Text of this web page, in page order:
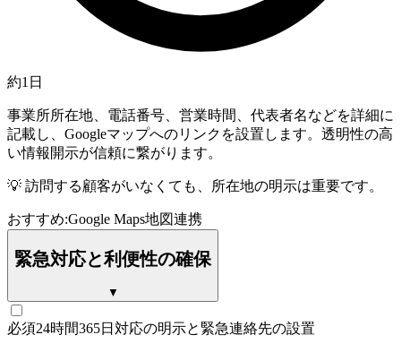
約1日
事業所所在地、電話番号、営業時間、代表者名などを詳細に
記載し、Googleマップへのリンクを設置します。透明性の高
い情報開示が信頼に繋がります。
💡 訪問する顧客がいなくても、所在地の明示は重要です。
おすすめ:Google Maps地図連携
緊急対応と利便性の確保
▼
必須24時間365日対応の明示と緊急連絡先の設置